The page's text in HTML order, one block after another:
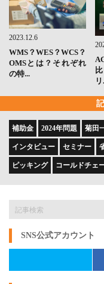
2023.12.6
WMS？WES？WCS？
OMSとは？それぞれ
の特...
補助金 2024年問題 菊田
インタビュー セミナー
ピッキング コールドチェ
SNS公式アカウント